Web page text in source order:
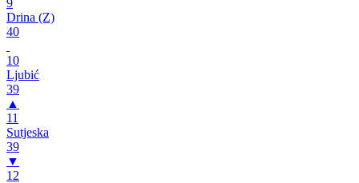
9
Drina (Z)
40
10
Ljubić
39
▲
11
Sutjeska
39
▼
12